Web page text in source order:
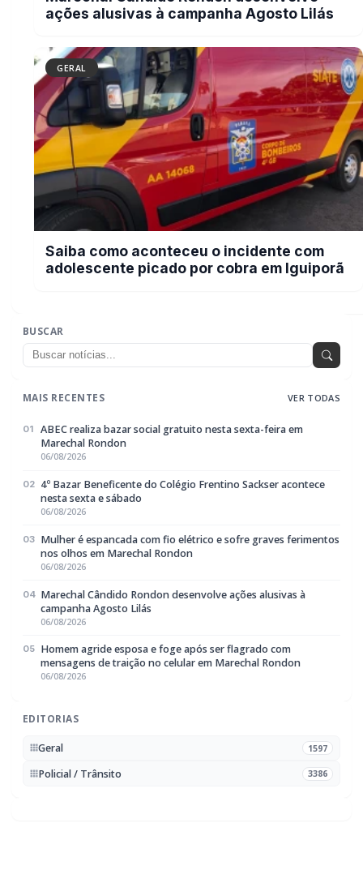
ações alusivas à campanha Agosto Lilás
GERAL
Saiba como aconteceu o incidente com
adolescente picado por cobra em Iguiporã
BUSCAR
MAIS RECENTES VER TODAS
01
ABEC realiza bazar social gratuito nesta sexta-feira em
Marechal Rondon
06/08/2026
02 4º Bazar Beneficente do Colégio Frentino Sackser acontece
nesta sexta e sábado
06/08/2026
03 Mulher é espancada com fio elétrico e sofre graves ferimentos
nos olhos em Marechal Rondon
06/08/2026
04 Marechal Cândido Rondon desenvolve ações alusivas à
campanha Agosto Lilás
06/08/2026
05 Homem agride esposa e foge após ser flagrado com
mensagens de traição no celular em Marechal Rondon
06/08/2026
EDITORIAS
Geral 1597
Policial / Trânsito 3386